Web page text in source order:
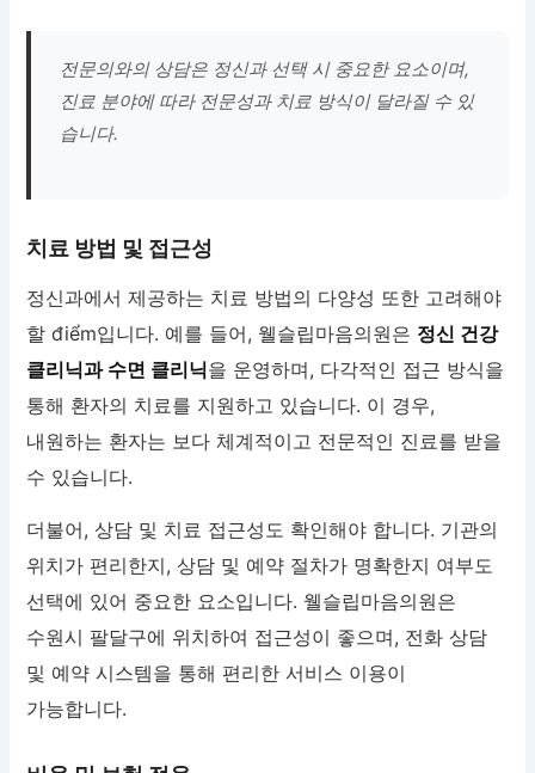
전문의와의 상담은 정신과 선택 시 중요한 요소이며,
진료 분야에 따라 전문성과 치료 방식이 달라질 수 있
습니다.
치료 방법 및 접근성
정신과에서 제공하는 치료 방법의 다양성 또한 고려해야
할 điểm입니다. 예를 들어, 웰슬립마음의원은 정신 건강
클리닉과 수면 클리닉을 운영하며, 다각적인 접근 방식을
통해 환자의 치료를 지원하고 있습니다. 이 경우,
내원하는 환자는 보다 체계적이고 전문적인 진료를 받을
수 있습니다.
더불어, 상담 및 치료 접근성도 확인해야 합니다. 기관의
위치가 편리한지, 상담 및 예약 절차가 명확한지 여부도
선택에 있어 중요한 요소입니다. 웰슬립마음의원은
수원시 팔달구에 위치하여 접근성이 좋으며, 전화 상담
및 예약 시스템을 통해 편리한 서비스 이용이
가능합니다.